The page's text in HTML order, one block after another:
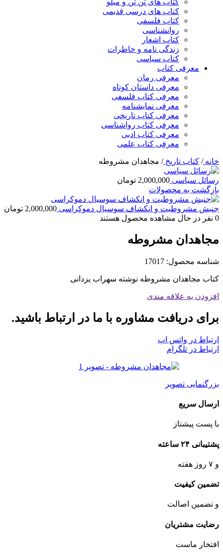
کتاب های تن تن و میلو
کتاب های درسی قدیمی
کتاب فلسفی
روانشناسی
کتاب اشعار
زندگی نامه و خاطرات
کتاب سیاسی
معرفی کتاب
معرفی رمان
معرفی داستان کوتاه
معرفی کتاب فلسفی
معرفی نمایشنامه
معرفی کتاب تاریخی
معرفی کتاب رواشناسی
معرفی کتاب ادبی
معرفی کتاب علمی
خانه/ کتاب تاریخ/ مجاهدان مشروطه
رسائل سیاسی 2,000,000 تومان
بازگشت به محصولات
جنبش مشروطیت و انکشاف سوسیال دموکراسی 2,000,000 تومان
0 نفر در حال مشاهده محصول هستند
مجاهدان مشروطه
شناسه محصول: 17017
کتاب مجاهدان مشروطه نوشته سهراب یزدانی
افزودن به علاقه مندی
برای دریافت مشاوره با ما در ارتباط باشید.
ارتباط در واتس اپ
ارتباط در تلگرام
بزرگنمایی تصویر
ارسال سریع
با پست پیشتاز
پشتیبانی ۲۴ ساعته
و ۷ روز هفته
تضمین کیفیت
و تضمین اصالت
رضایت مشتریان
افتخار ماست